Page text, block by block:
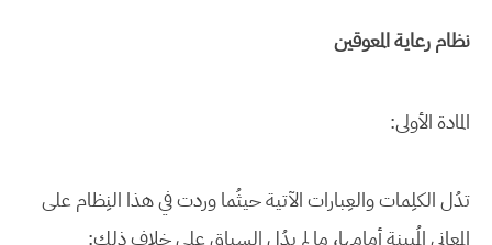
نظام رعاية المعوقين
المادة الأولى:
تدُل الكلِمات والعِبارات الآتية حيثُما وردت في هذا النِظام على
المعاني المُبينة أمامِها، ما لم يدُل السياق على خِلاف ذلك: